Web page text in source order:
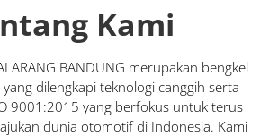
Kami
BANDUNG merupakan bengkel
dilengkapi teknologi canggih serta
9001:2015 yang berfokus untuk terus
dunia otomotif di Indonesia. Kami